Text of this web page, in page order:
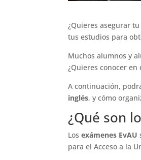
¿Quieres asegurar
tus estudios para
Muchos alumnos y
¿Quieres conocer
A continuación,
inglés, y cómo
¿Qué son
Losexámenes EvAU
para el Acceso a la